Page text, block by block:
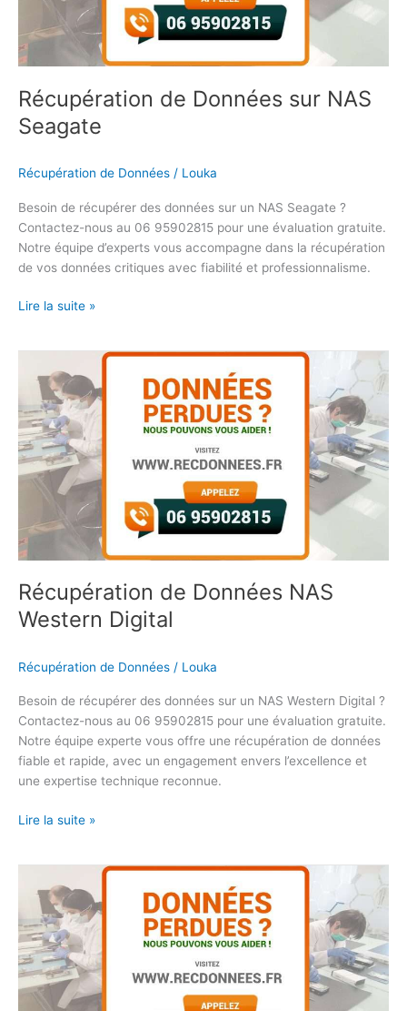
Récupération de Données sur NAS
Seagate
Récupération de Données / Louka
Besoin de récupérer des données sur un NAS Seagate ?
Contactez-nous au 06 95902815 pour une évaluation gratuite.
Notre équipe d’experts vous accompagne dans la récupération
de vos données critiques avec fiabilité et professionnalisme.
Lire la suite »
Récupération de Données NAS
Western Digital
Récupération de Données / Louka
Besoin de récupérer des données sur un NAS Western Digital ?
Contactez-nous au 06 95902815 pour une évaluation gratuite.
Notre équipe experte vous offre une récupération de données
fiable et rapide, avec un engagement envers l’excellence et
une expertise technique reconnue.
Données
NAS
Western
Digital
Lire la suite »
Données
NAS
Synology